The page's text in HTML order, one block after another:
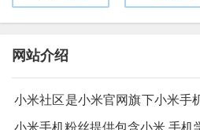
网站介绍
小米社区是小米官网旗下小米手